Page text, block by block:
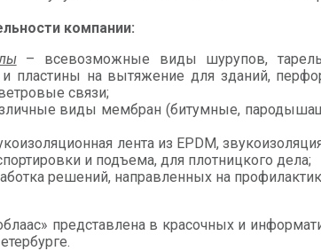
компании:
– всевозможные виды шурупов,
и пластины на вытяжение для зданий,
связи;
виды мембран (битумные,
лента из EPDM,
и подъема, для плотницкого дела;
решений, направленных на
представлена в красочных и